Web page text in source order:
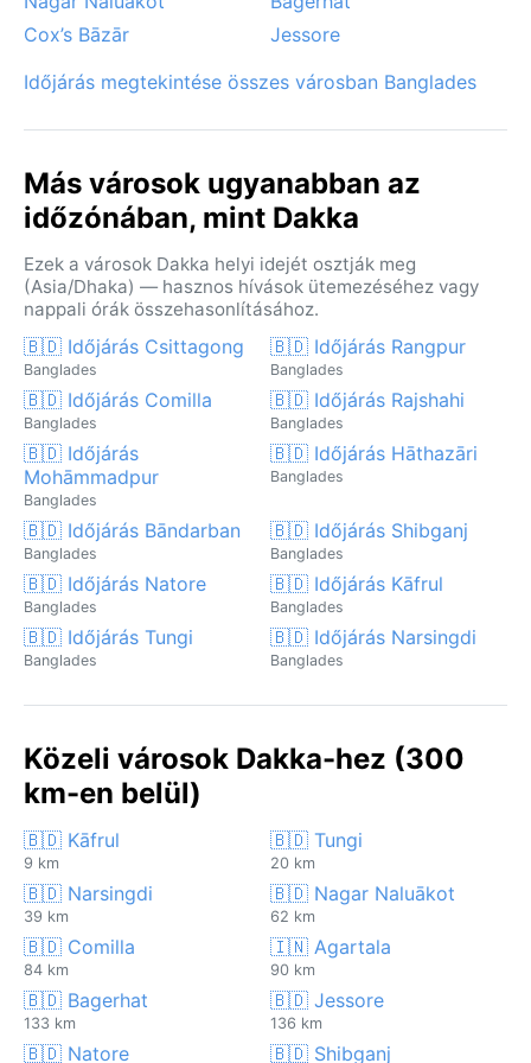
Cox’s Bāzār
Jessore
Időjárás megtekintése összes városban Banglades
Más városok ugyanabban az
időzónában, mint Dakka
Ezek a városok Dakka helyi idejét osztják meg
(Asia/Dhaka) — hasznos hívások ütemezéséhez vagy
nappali órák összehasonlításához.
🇧🇩 Időjárás Csittagong
Banglades
🇧🇩 Időjárás Rangpur
Banglades
🇧🇩 Időjárás Comilla
Banglades
🇧🇩 Időjárás Rajshahi
Banglades
🇧🇩 Időjárás
Mohāmmadpur
Banglades
🇧🇩 Időjárás Hāthazāri
Banglades
🇧🇩 Időjárás Bāndarban
Banglades
🇧🇩 Időjárás Shibganj
Banglades
🇧🇩 Időjárás Natore
Banglades
🇧🇩 Időjárás Kāfrul
Banglades
🇧🇩 Időjárás Tungi
Banglades
🇧🇩 Időjárás Narsingdi
Banglades
Közeli városok Dakka-hez (300
km-en belül)
🇧🇩 Kāfrul
9 km
🇧🇩 Tungi
20 km
🇧🇩 Narsingdi
39 km
🇧🇩 Nagar Naluākot
62 km
🇧🇩 Comilla
84 km
🇮🇳 Agartala
90 km
🇧🇩 Bagerhat
133 km
🇧🇩 Jessore
136 km
🇧🇩 Natore 🇧🇩 Shibganj